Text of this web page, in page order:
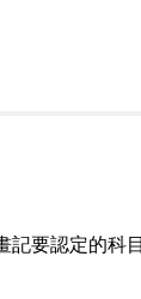
記要認定的科